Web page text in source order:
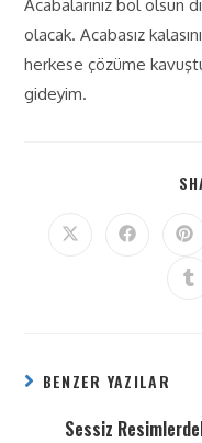
Acabalarınız bol olsun
olacak. Acabasız
herkese çözüme
gideyim.
BENZER YAZILAR
Sessiz